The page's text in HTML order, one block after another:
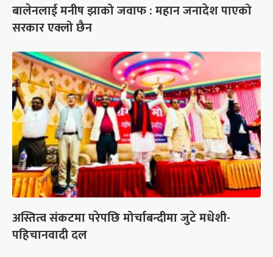
बालेनलाई मनीष झाको जवाफ : महान जनादेश पाएको
सरकार एक्लो छैन
अस्तित्व संकटमा परेपछि मोर्चाबन्दीमा जुटे मधेशी-
पहिचानवादी दल